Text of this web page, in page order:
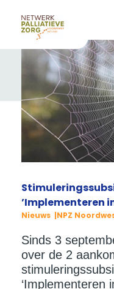
’Implementeren
Nieuws NPZ
Sinds 3
over de 2
‘Implementeren